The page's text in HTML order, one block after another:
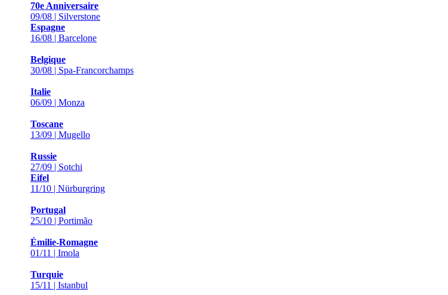
70e Anniversaire
09/08 | Silverstone
Espagne
16/08 | Barcelone
Belgique
30/08 | Spa-Francorchamps
Italie
06/09 | Monza
Toscane
13/09 | Mugello
Russie
27/09 | Sotchi
Eifel
11/10 | Nürburgring
Portugal
25/10 | Portimão
Émilie-Romagne
01/11 | Imola
Turquie
15/11 | Istanbul